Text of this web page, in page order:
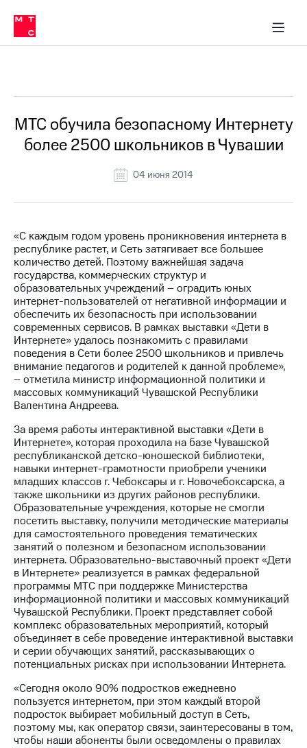
Медиа-центр
и акционерам
Устойчивое развитие
Комплаенс и деловая этика
компании
Карьера
История
компании
Руководство
Контакты
Медиа-центр
Пресс-
релизы
МТС
о технологиях
Достижения
Интервью
Финансовая
отчетность
Контакты
Новости
в
регионе
и акционерам
Корпоративное
управление
Корпоративный
секретарь
Раскрытие
информации
Информация
акционерам
Документы
ПАО
"МТС"
Собрания
акционеров
Личный
в МТС
Пресс-
релизы
о технологиях
МТС обучила безопасному Интернету
более 2500 школьников в Чувашии
04 июня 2014
«С каждым годом уровень проникновения интернета в
республике растет, и Сеть затягивает все большее
количество детей. Поэтому важнейшая задача
государства, коммерческих структур и
образовательных учреждений – оградить юных
интернет-пользователей от негативной информации и
обеспечить их безопасность при использовании
современных сервисов. В рамках выставки «Дети в
Интернете» удалось познакомить с правилами
поведения в Сети более 2500 школьников и привлечь
внимание педагогов и родителей к данной проблеме»,
– отметила министр информационной политики и
массовых коммуникаций Чувашской Республики
Валентина Андреева.
За время работы интерактивной выставки «Дети в
Интернете», которая проходила на базе Чувашской
республиканской детско-юношеской библиотеки,
навыки интернет-грамотности приобрели ученики
младших классов г. Чебоксары и г. Новочебоксарска, а
также школьники из других районов республики.
Образовательные учреждения, которые не смогли
посетить выставку, получили методические материалы
для самостоятельного проведения тематических
занятий о полезном и безопасном использовании
интернета. Образовательно-выставочный проект «Дети
в Интернете» реализуется в рамках федеральной
программы МТС при поддержке Министерства
информационной политики и массовых коммуникаций
Чувашской Республики. Проект представляет собой
комплекс образовательных мероприятий, который
объединяет в себе проведение интерактивной выставки
и серии обучающих занятий, рассказывающих о
потенциальных рисках при использовании Интернета.
«Сегодня около 90% подростков ежедневно
пользуется интернетом, при этом каждый второй
подросток выбирает мобильный доступ в Сеть,
поэтому мы, как оператор связи, заинтересованы в том,
чтобы наши абоненты были осведомлены о правилах